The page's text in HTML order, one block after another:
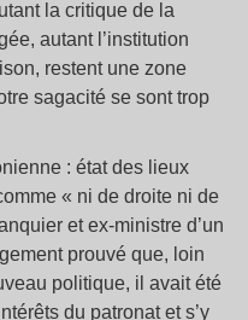
la critique de la
autant l’institution
restent une zone
sagacité se sont trop
: état des lieux
« ni de droite ni de
et ex-ministre d’un
prouvé que, loin
politique, il avait été
du patronat et s’y